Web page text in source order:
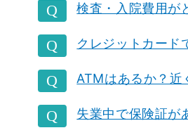
検査・入院費用が
クレジットカード
ATMはあるか？近
失業中で保険証が